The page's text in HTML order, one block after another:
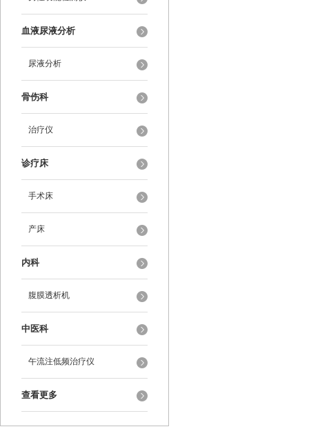
血液尿液分析
尿液分析
骨伤科
治疗仪
诊疗床
手术床
产床
内科
腹膜透析机
中医科
午流注低频治疗仪
查看更多